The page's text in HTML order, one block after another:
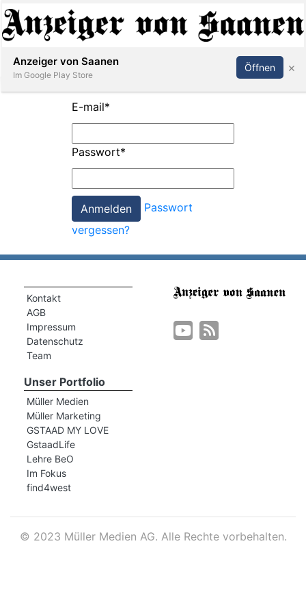
Abonnieren Anmelden
E-mail*
Passwort*
Passwort
vergessen?
Kontakt
AGB
Impressum
Datenschutz
Team
Unser Portfolio
Müller Medien
Müller Marketing
GSTAAD MY LOVE
GstaadLife
Lehre BeO
Im Fokus
find4west
© 2023 Müller Medien AG. Alle Rechte vorbehalten.
Anzeiger von Saanen
Im Google Play Store
Öffnen ×